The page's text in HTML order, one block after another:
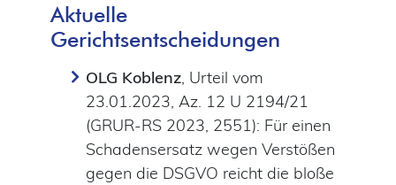
Aktuelle
Gerichtsentscheidungen
OLG Koblenz, Urteil vom
23.01.2023, Az. 12 U 2194/21
(GRUR-RS 2023, 2551): Für einen
Schadensersatz wegen Verstößen
gegen die DSGVO reicht die bloße